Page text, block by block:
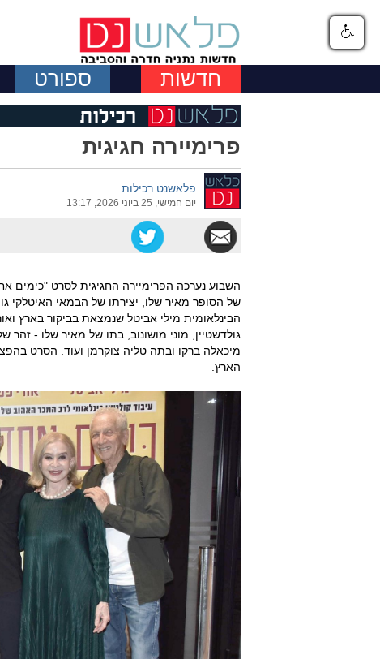
חדשות ספורט
פרימיירה חגיגית
פלאשנט רכילות
יום חמישי, 25 ביוני 2026, 13:17
השבוע נערכה הפרימיירה החגיגית לסרט "כימים
של הסופר מאיר שלו, יצירתו של הבמאי האיטלקי
הבינלאומית מילי אביטל שנמצאת בביקור בארץ
גולדשטיין, מוני מושונוב, בתו של מאיר שלו - זהר
מיכאלה ברקו ובתה טליה צוקרמן ועוד. הסרט
הארץ.